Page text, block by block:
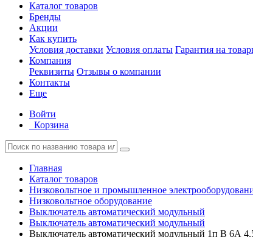
Каталог товаров
Бренды
Акции
Как купить
Условия доставки Условия оплаты Гарантия на
Компания
Реквизиты Отзывы о компании
Контакты
Еще
Войти
Корзина
Главная
Каталог товаров
Низковольтное и промышленное
Низковольтное оборудование
Выключатель автоматический модульный
Выключатель автоматический модульный
Выключатель автоматический модульный 1п B 6А